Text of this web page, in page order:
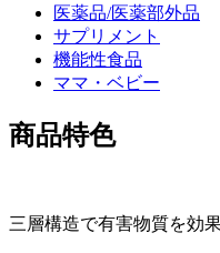
医薬品/医薬部外品
サプリメント
機能性食品
ママ・ベビー
商品特色
三層構造で有害物質を効